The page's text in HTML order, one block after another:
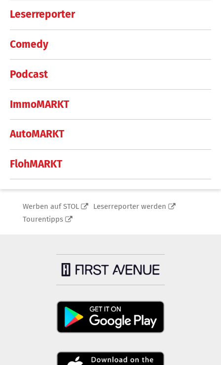
Leserreporter
Comedy
Podcast
ImmoMARKT
AutoMARKT
FlohMARKT
Werben auf STOL
Leserreporter werden
Tourentipps